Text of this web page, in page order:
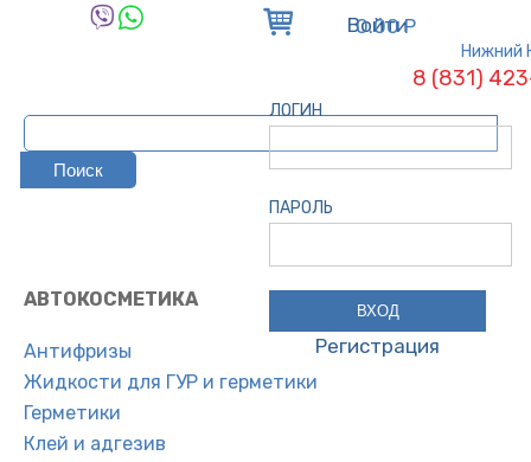
Нижний
8 (831)
Войти
ЛОГИН
ПАРОЛЬ
Регистрация
0.00 Р
АВТОКОСМЕТИКА
Антифризы
Жидкости для ГУР и герметики
Герметики
Клей и адгезив